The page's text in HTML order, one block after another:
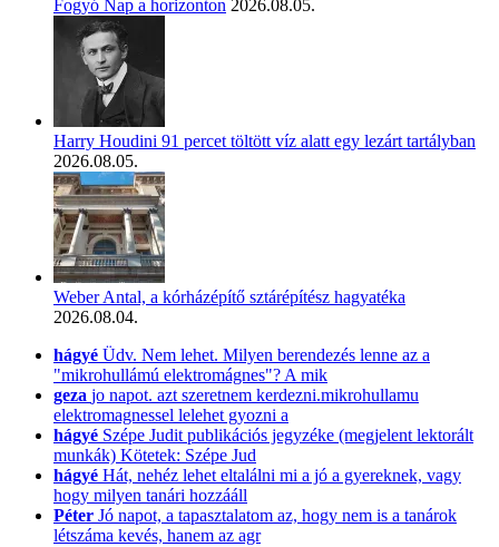
Fogyó Nap a horizonton 2026.08.05.
Harry Houdini 91 percet töltött víz alatt egy lezárt tartályban
2026.08.05.
Weber Antal, a kórházépítő sztárépítész hagyatéka
2026.08.04.
hágyé Üdv. Nem lehet. Milyen berendezés lenne az a
"mikrohullámú elektromágnes"? A mik
geza jo napot. azt szeretnem kerdezni.mikrohullamu
elektromagnessel lelehet gyozni a
hágyé Szépe Judit publikációs jegyzéke (megjelent lektorált
munkák) Kötetek: Szépe Jud
hágyé Hát, nehéz lehet eltalálni mi a jó a gyereknek, vagy
hogy milyen tanári hozzááll
Péter Jó napot, a tapasztalatom az, hogy nem is a tanárok
létszáma kevés, hanem az agr